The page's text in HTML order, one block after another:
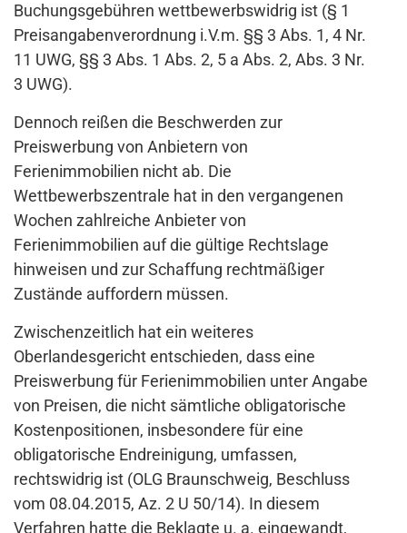
Buchungsgebühren wettbewerbswidrig ist (§ 1
Preisangabenverordnung i.V.m. §§ 3 Abs. 1, 4 Nr.
11 UWG, §§ 3 Abs. 1 Abs. 2, 5 a Abs. 2, Abs. 3 Nr.
3 UWG).
Dennoch reißen die Beschwerden zur
Preiswerbung von Anbietern von
Ferienimmobilien nicht ab. Die
Wettbewerbszentrale hat in den vergangenen
Wochen zahlreiche Anbieter von
Ferienimmobilien auf die gültige Rechtslage
hinweisen und zur Schaffung rechtmäßiger
Zustände auffordern müssen.
Zwischenzeitlich hat ein weiteres
Oberlandesgericht entschieden, dass eine
Preiswerbung für Ferienimmobilien unter Angabe
von Preisen, die nicht sämtliche obligatorische
Kostenpositionen, insbesondere für eine
obligatorische Endreinigung, umfassen,
rechtswidrig ist (OLG Braunschweig, Beschluss
vom 08.04.2015, Az. 2 U 50/14). In diesem
Verfahren hatte die Beklagte u. a. eingewandt,